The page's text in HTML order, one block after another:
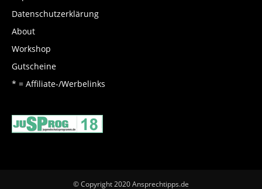
Datenschutzerklärung
About
Workshop
Gutscheine
* = Affiliate-/Werbelinks
© Copyright 2020 Ansprechtipps.de